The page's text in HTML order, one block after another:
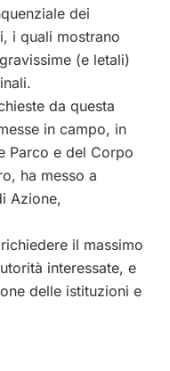
dei
i quali mostrano
(e letali)
da questa
in campo, in
Parco e del Corpo
ha messo a
Azione,
il massimo
interessate, e
delle istituzioni e